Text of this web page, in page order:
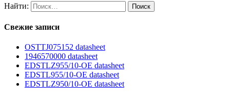
Найти:
Свежие записи
OSTTJ075152 datasheet
1946570000 datasheet
EDSTLZ955/10-OE datasheet
EDSTL955/10-OE datasheet
EDSTLZ950/10-OE datasheet